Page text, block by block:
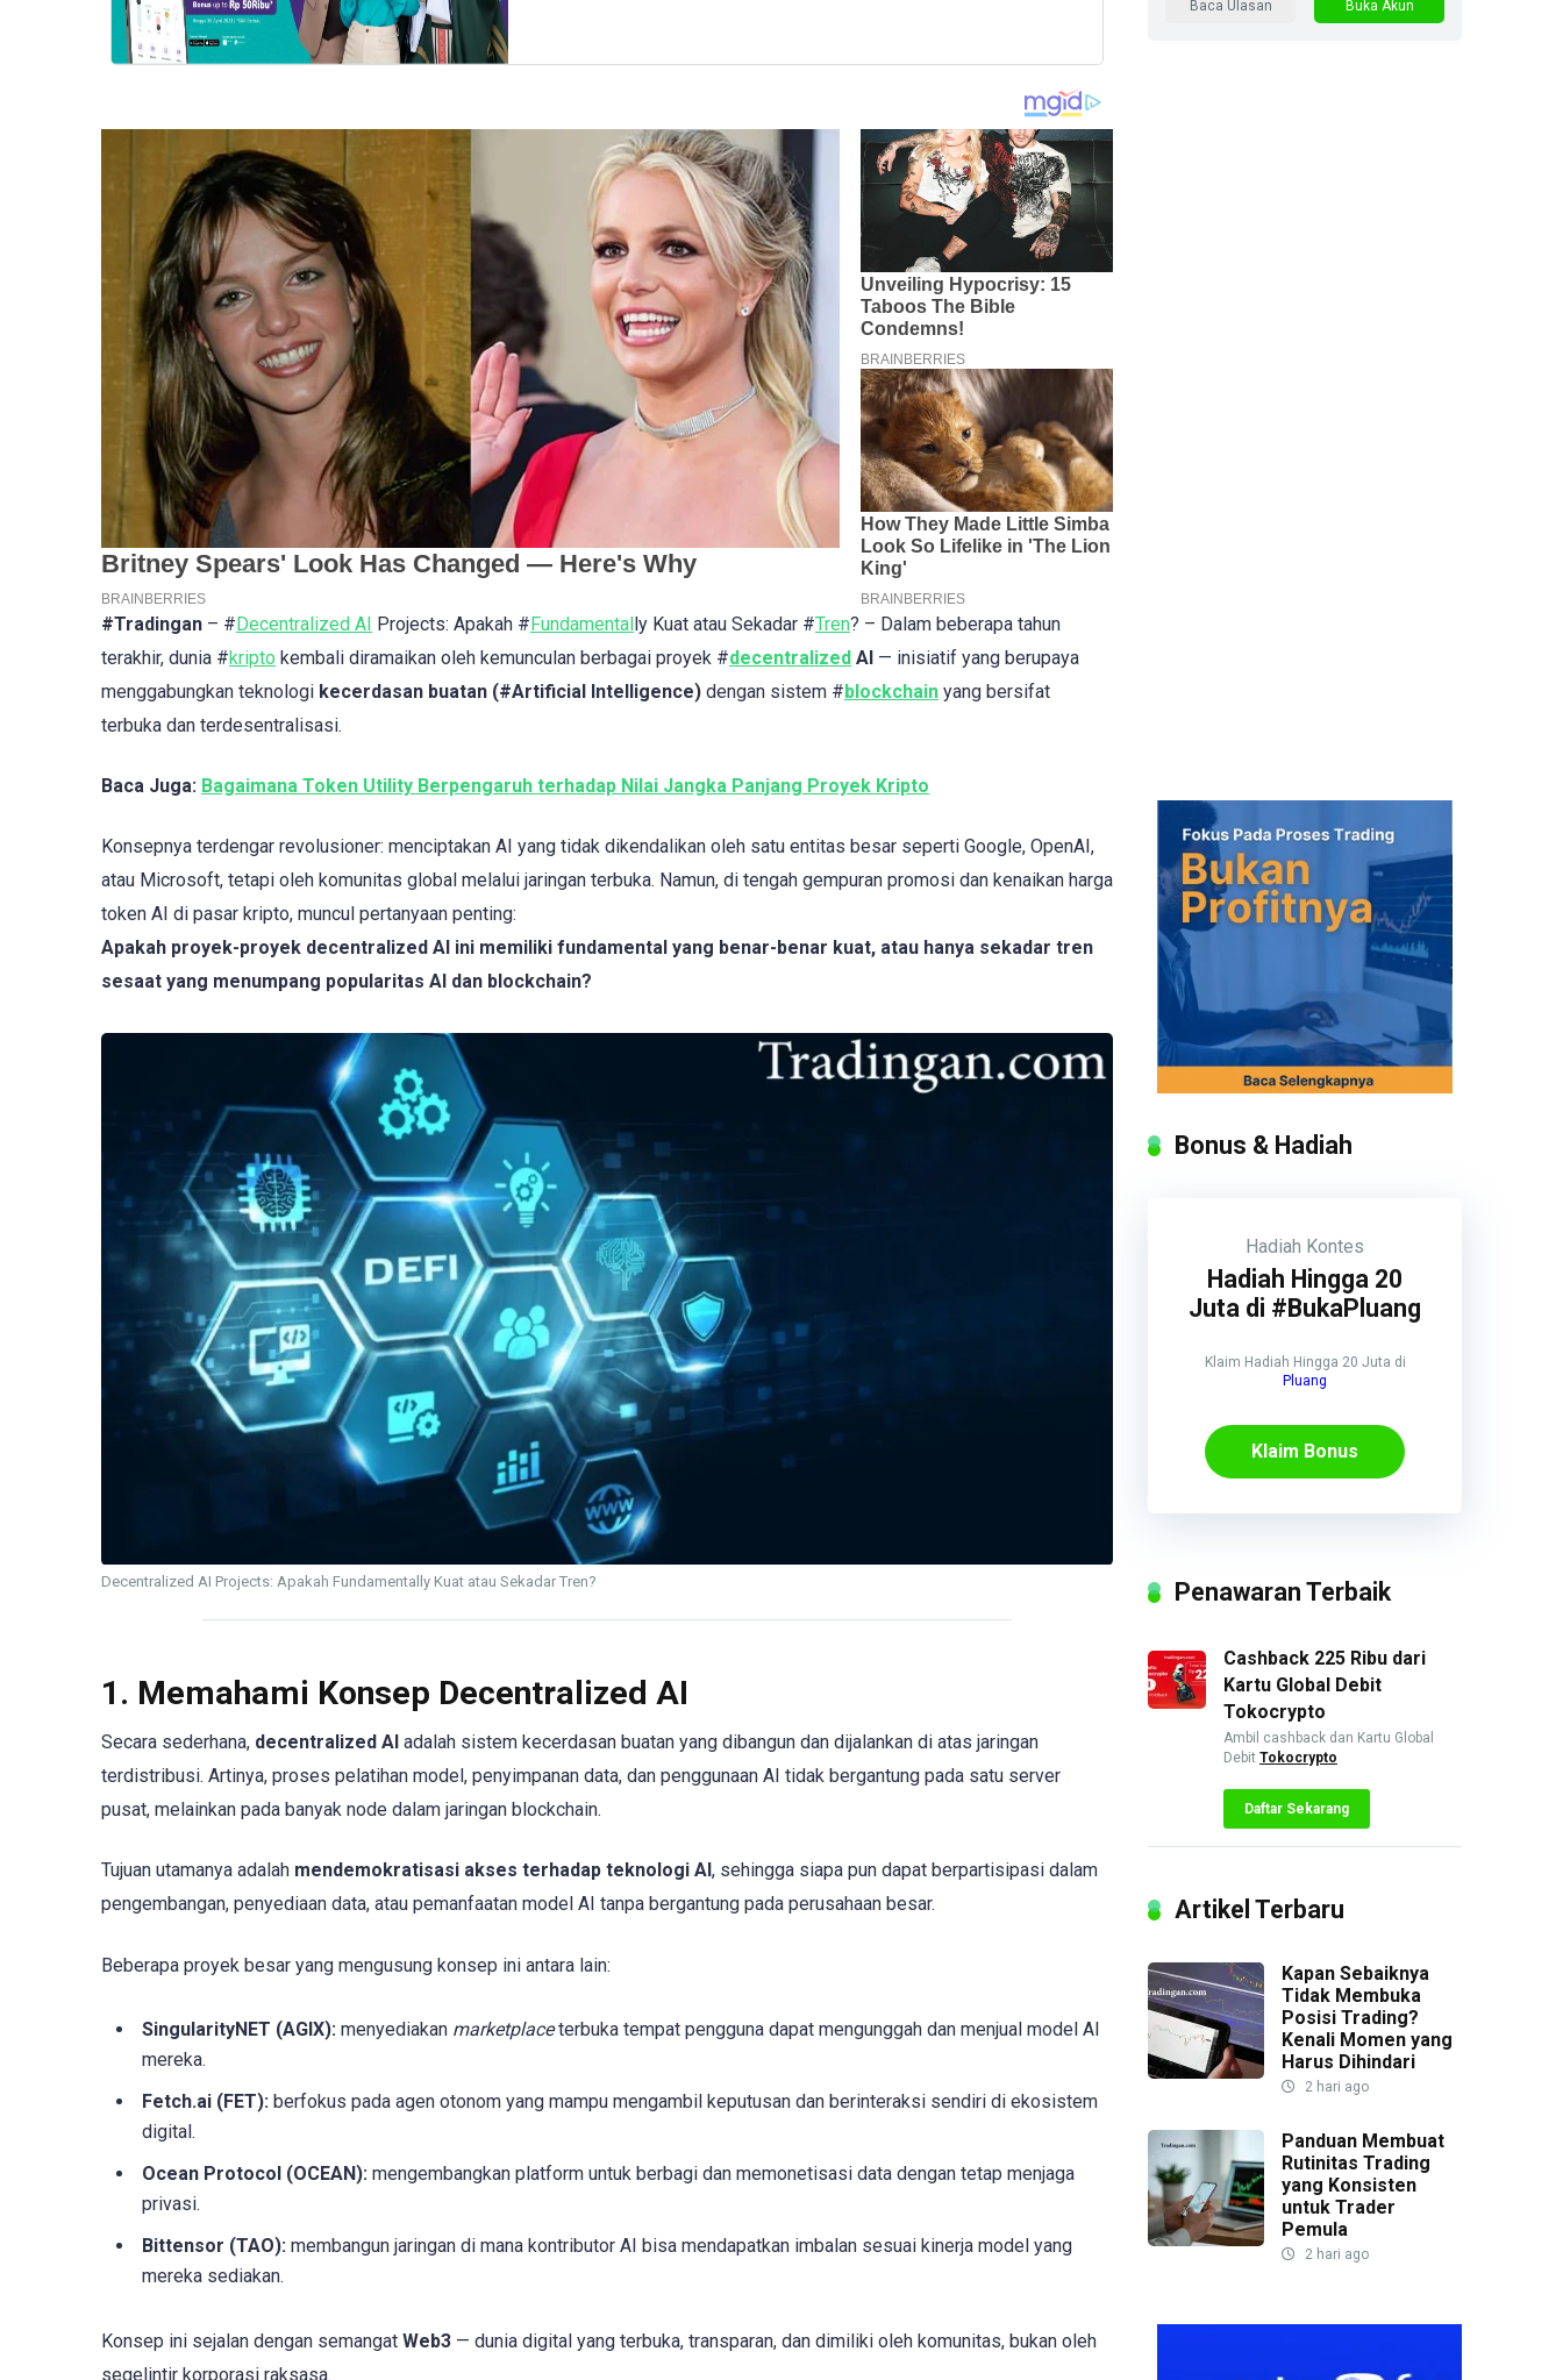
#Tradingan – #Decentralized AI Projects: Apakah #Fundamentally Kuat atau Sekadar #Tren? – Dalam beberapa tahun
terakhir, dunia #kripto kembali diramaikan oleh kemunculan berbagai proyek #decentralized AI — inisiatif yang berupaya
menggabungkan teknologi kecerdasan buatan (#Artificial Intelligence) dengan sistem #blockchain yang bersifat
terbuka dan terdesentralisasi.
Baca Juga: Bagaimana Token Utility Berpengaruh terhadap Nilai Jangka Panjang Proyek Kripto
Konsepnya terdengar revolusioner: menciptakan AI yang tidak dikendalikan oleh satu entitas besar seperti Google, OpenAI,
atau Microsoft, tetapi oleh komunitas global melalui jaringan terbuka. Namun, di tengah gempuran promosi dan kenaikan harga
token AI di pasar kripto, muncul pertanyaan penting:
Apakah proyek-proyek decentralized AI ini memiliki fundamental yang benar-benar kuat, atau hanya sekadar tren
sesaat yang menumpang popularitas AI dan blockchain?
Decentralized AI Projects: Apakah Fundamentally Kuat atau Sekadar Tren?
1. Memahami Konsep Decentralized AI
Secara sederhana, decentralized AI adalah sistem kecerdasan buatan yang dibangun dan dijalankan di atas jaringan
terdistribusi. Artinya, proses pelatihan model, penyimpanan data, dan penggunaan AI tidak bergantung pada satu server
pusat, melainkan pada banyak node dalam jaringan blockchain.
Tujuan utamanya adalah mendemokratisasi akses terhadap teknologi AI , sehingga siapa pun dapat berpartisipasi dalam
pengembangan, penyediaan data, atau pemanfaatan model AI tanpa bergantung pada perusahaan besar.
Beberapa proyek besar yang mengusung konsep ini antara lain:
SingularityNET (AGIX): menyediakan marketplaceterbuka tempat pengguna dapat mengunggah dan menjual model AI
mereka.
Fetch.ai (FET): berfokus pada agen otonom yang mampu mengambil keputusan dan berinteraksi sendiri di ekosistem
digital.
Ocean Protocol (OCEAN): mengembangkan platform untuk berbagi dan memonetisasi data dengan tetap menjaga
privasi.
Bittensor (TAO): membangun jaringan di mana kontributor AI bisa mendapatkan imbalan sesuai kinerja model yang
mereka sediakan.
Konsep ini sejalan dengan semangat Web3 — dunia digital yang terbuka, transparan, dan dimiliki oleh komunitas, bukan oleh
segelintir korporasi raksasa.
Baca Ulasan Buka Akun
Bonus & Hadiah
Hadiah Kontes
Hadiah Hingga 20
Juta di #BukaPluang
Klaim Hadiah Hingga 20 Juta di
Pluang
Klaim Bonus
Penawaran Terbaik
Cashback 225 Ribu dari
Kartu Global Debit
Tokocrypto
Ambil cashback dan Kartu Global
Debit Tokocrypto
Daftar Sekarang
Artikel Terbaru
Kapan Sebaiknya
Tidak Membuka
Posisi Trading?
Kenali Momen yang
Harus Dihindari
2 hari ago
Panduan Membuat
Rutinitas Trading
yang Konsisten
untuk Trader
Pemula
2 hari ago